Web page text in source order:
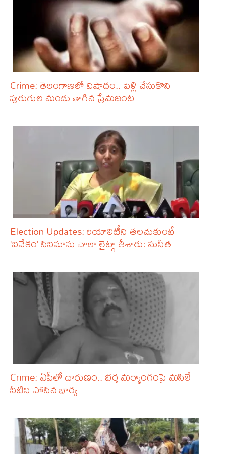
Crime: తెలంగాణలో విషాదం.. పెళ్లి చేసుకొని
పురుగుల మందు తాగిన ప్రేమజంట
Election Updates: రియాలిటీని తలచుకుంటే
‘వివేకం’ సినిమాను చాలా లైట్గా తీశారు: సునీత
Crime: ఏపీలో దారుణం.. భర్త మర్మాంగంపై మసిలే
నీటిని పోసిన భార్య